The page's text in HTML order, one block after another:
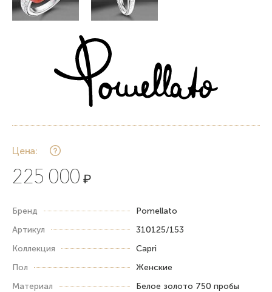
Цена:
225 000 ₽
Бренд
Pomellato
Артикул
310125/153
Коллекция
Capri
Пол
Женские
Материал
Белое золото 750 пробы